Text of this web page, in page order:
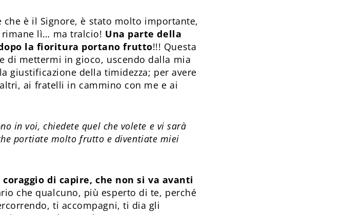
è il Signore, è stato molto importante,
rimane lì… ma tralcio! Una parte della
la fioritura portano frutto!!! Questa
di mettermi in gioco, uscendo dalla mia
giustificazione della timidezza; per avere
ai fratelli in cammino con me e ai
in voi, chiedete quel che volete e vi sarà
portiate molto frutto e diventiate miei
di capire, che non si va avanti
che qualcuno, più esperto di te, perché
ti accompagni, ti dia gli